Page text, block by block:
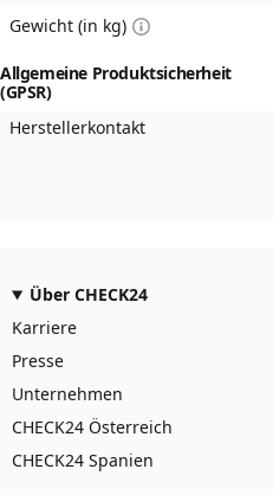
Gewicht (in kg)
Allgemeine Produktsicherheit
(GPSR)
Herstellerkontakt
Über CHECK24
Karriere
Presse
Unternehmen
CHECK24 Österreich
CHECK24 Spanien